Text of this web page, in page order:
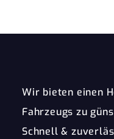
Wir bieten einen
Fahrzeugs zu
Schnell &